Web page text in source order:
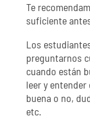
Te
suficiente
Los
preguntarnos
cuando están
leer y
buena o no,
etc.